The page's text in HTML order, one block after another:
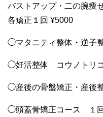
バストアップ・二の腕痩
各矯正１回 ¥5000
◯マタニティ整体・逆子
◯妊活整体 コウノト
◯産後の骨盤矯正・産後
◯頭蓋骨矯正コース １